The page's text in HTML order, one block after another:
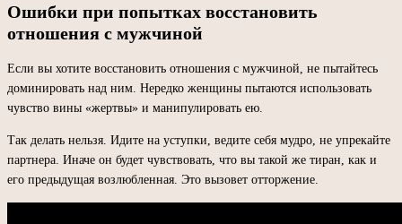
Ошибки при попытках восстановить
отношения с мужчиной
Если вы хотите восстановить отношения с мужчиной, не пытайтесь
доминировать над ним. Нередко женщины пытаются использовать
чувство вины «жертвы» и манипулировать ею.
Так делать нельзя. Идите на уступки, ведите себя мудро, не упрекайте
партнера. Иначе он будет чувствовать, что вы такой же тиран, как и
его предыдущая возлюбленная. Это вызовет отторжение.